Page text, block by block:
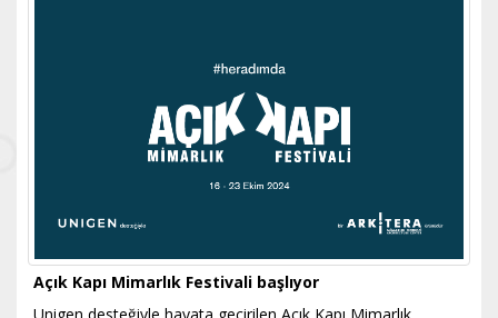
Açık Kapı Mimarlık Festivali başlıyor